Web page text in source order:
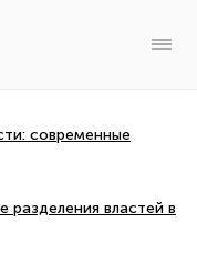
современные
властей в